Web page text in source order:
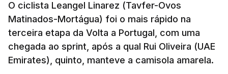
O ciclista Leangel Linarez (Tavfer-Ovos
Matinados-Mortágua) foi o mais rápido na
terceira etapa da Volta a Portugal, com uma
chegada ao sprint, após a qual Rui Oliveira (UAE
Emirates), quinto, manteve a camisola amarela.